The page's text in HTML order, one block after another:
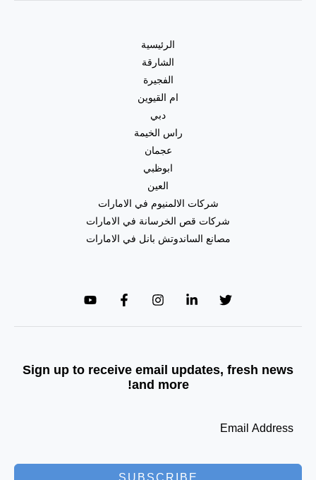
الرئيسية
الشارقة
الفجيرة
ام القيوين
دبي
راس الخيمة
عجمان
ابوظبي
العين
شركات الالمنيوم في الامارات
شركات قص الخرسانة في الامارات
مصانع الساندوتش بانل في الامارات
Sign up to receive email updates, fresh news
and more!
SUBSCRIBE